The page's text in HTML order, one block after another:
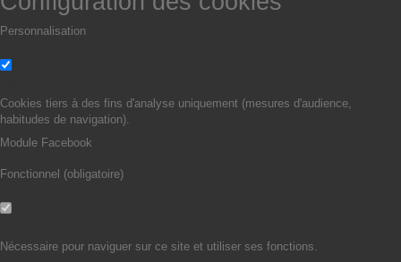
Personnalisation
Cookies tiers à des fins d'analyse uniquement (mesures d'audience,
habitudes de navigation).
Module Facebook
Fonctionnel (obligatoire)
Nécessaire pour naviguer sur ce site et utiliser ses fonctions.